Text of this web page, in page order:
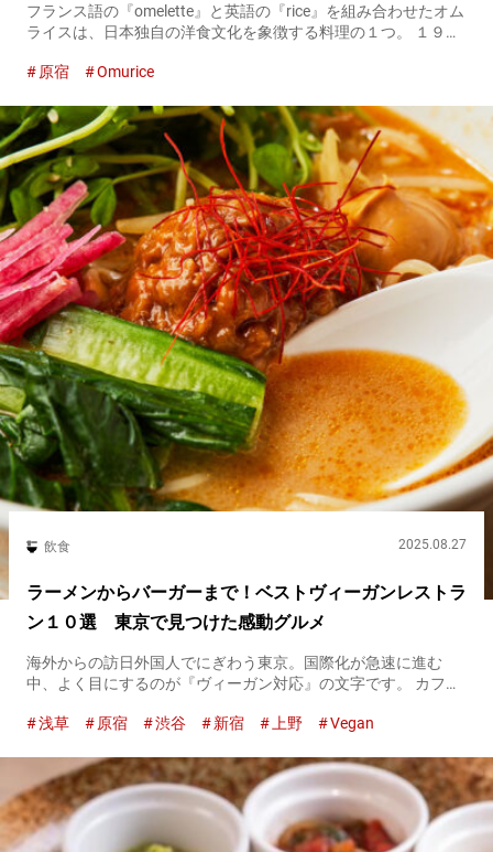
フランス語の『omelette』と英語の『rice』を組み合わせたオム
ライスは、日本独自の洋食文化を象徴する料理の１つ。 １９０
まざまな種類のオムライスが生み出されています。 そんなオ...
原宿 Omurice
飲食 2025.08.27
ラーメンからバーガーまで！ベストヴィーガンレストラ
ン１０選 東京で見つけた感動グルメ
海外からの訪日外国人でにぎわう東京。国際化が急速に進む
中、よく目にするのが『ヴィーガン対応』の文字です。 カフェ
ーが提供されるようになり、東京はますますヴィーガンフレン
浅草 原宿 渋谷 新宿 上野 Vegan